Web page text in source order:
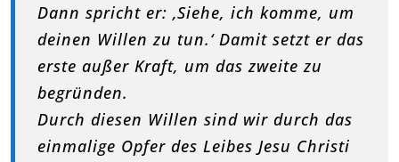
Dann spricht er: ‚Siehe, ich komme, um
deinen Willen zu tun.‘ Damit setzt er das
erste außer Kraft, um das zweite zu
begründen.
Durch diesen Willen sind wir durch das
einmalige Opfer des Leibes Jesu Christi